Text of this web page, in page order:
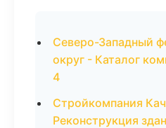
Северо-Западный
округ - Каталог
4
Стройкомпания
Реконструкция